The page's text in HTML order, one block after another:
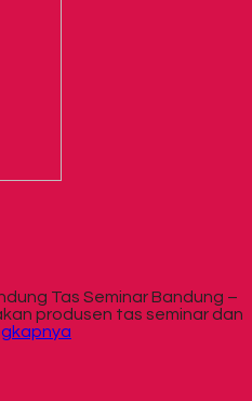
Tas Seminar Bandung –
produsen tas seminar dan